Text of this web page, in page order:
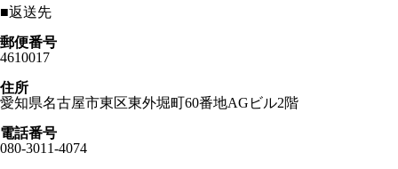
■返送先
郵便番号
4610017
住所
愛知県名古屋市東区東外堀町60番地AGビル2階
電話番号
080-3011-4074